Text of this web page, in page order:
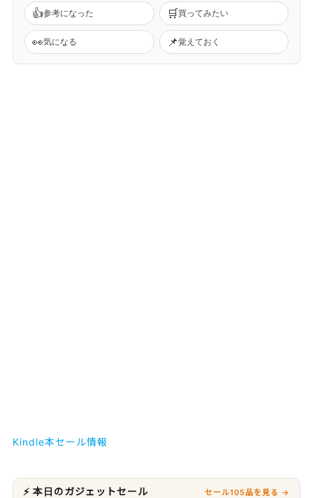
👍参考になった 🛒買ってみたい
👀気になる 📌覚えておく
Kindle本セール情報
⚡ 本日のガジェットセール セール105品を見る →